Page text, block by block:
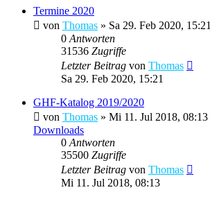
Termine 2020
von Thomas » Sa 29. Feb 2020, 15:21
0 Antworten
31536 Zugriffe
Letzter Beitrag von Thomas
Sa 29. Feb 2020, 15:21
GHF-Katalog 2019/2020
von Thomas » Mi 11. Jul 2018, 08:13
Downloads
0 Antworten
35500 Zugriffe
Letzter Beitrag von Thomas
Mi 11. Jul 2018, 08:13